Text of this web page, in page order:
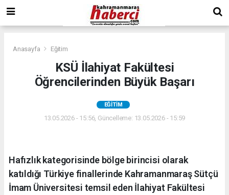
Anasayfa Eğitim
KSÜ İlahiyat Fakültesi
Öğrencilerinden Büyük Başarı
EĞITIM
13.05.2026 - 15:56, Güncelleme: 13.05.2026 - 15:59
Hafızlık kategorisinde bölge birincisi olarak
katıldığı Türkiye finallerinde Kahramanmaraş Sütçü
İmam Üniversitesi temsil eden İlahiyat Fakültesi